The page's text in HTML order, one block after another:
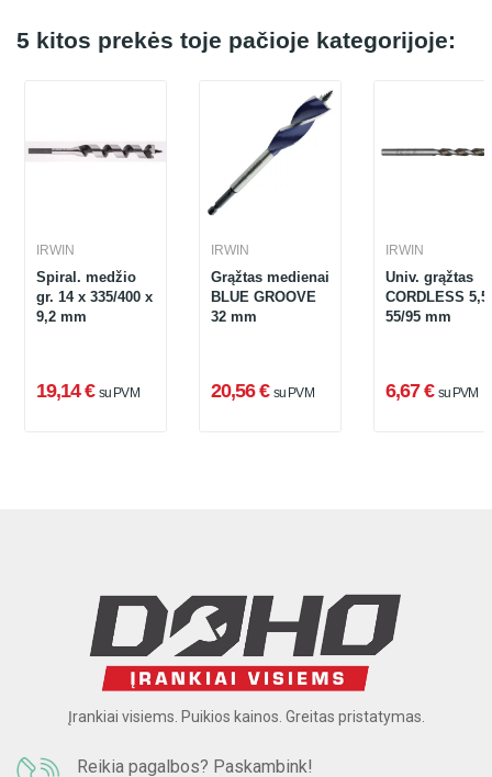
5 kitos prekės toje pačioje kategorijoje:
IRWIN
Spiral. medžio
gr. 14 x 335/400 x
9,2 mm
19,14 € su PVM
IRWIN
Grąžtas medienai
BLUE GROOVE
32 mm
20,56 € su PVM
IRWIN
Univ. grąžtas
CORDLESS 5,5
55/95 mm
6,67 € su PVM
Įrankiai visiems. Puikios kainos. Greitas pristatymas.
Reikia pagalbos? Paskambink!